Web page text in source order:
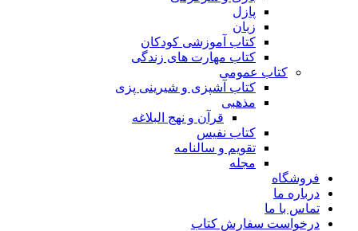
پازل
زبان
کتاب آموزشی کودکان
کتاب مهارت های زندگی
کتاب عمومی
کتاب آشپزی و شیرینی پزی
مذهبی
قرآن و نهج البلاغه
کتاب نفیس
تقویم و سالنامه
مجله
فروشگاه
درباره ما
تماس با ما
درخواست سفارش کتاب